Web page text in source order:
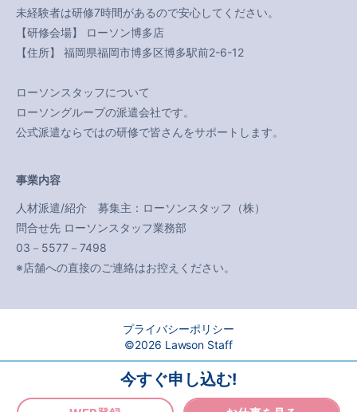
未経験者は研修7時間があるので安心してください。
【研修会場】 ローソン博多店
【住所】 福岡県福岡市博多区博多駅前2-6-12
ローソンスタッフについて
ローソングループの派遣会社です。
公式派遣ならではの研修で皆さんをサポートします。
事業内容
人材派遣/紹介 募集主：ローソンスタッフ（株）
問合せ先 ローソンスタッフ業務部
03－5577－7498
※店舗への直接のご連絡はお控えください。
今すぐ申し込む!
プライバシーポリシー
©2026 Lawson Staff